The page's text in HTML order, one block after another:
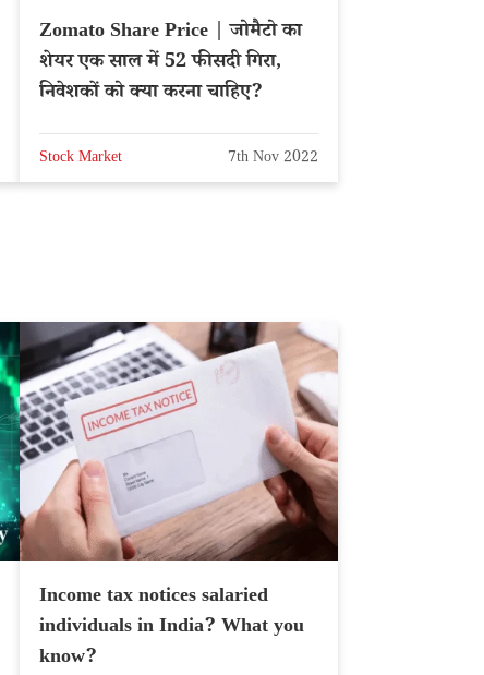
Zomato Share Price | जोमैटो का
शेयर एक साल में 52 फीसदी गिरा,
निवेशकों को क्या करना चाहिए?
Stock Market 7th Nov 2022
Income tax notices salaried
individuals in India? What you
know?